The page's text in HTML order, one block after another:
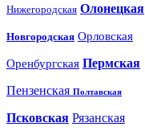
Нижегородская Олонецкая
Новгородская Орловская
Оренбургская Пермская
Пензенская Полтавская
Псковская Рязанская